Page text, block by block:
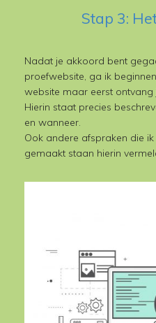
Stap 3:
Nadat je akkoord bent
proefwebsite, ga ik
website maar eerst
Hierin staat precies
en wanneer.
Ook andere afspraken die
gemaakt staan hierin